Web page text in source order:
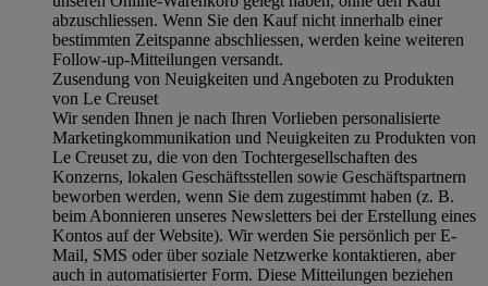
abzuschliessen. Wenn Sie den Kauf nicht innerhalb einer
bestimmten Zeitspanne abschliessen, werden keine weiteren
Follow-up-Mitteilungen versandt.
Zusendung von Neuigkeiten und Angeboten zu Produkten
von Le Creuset
Wir senden Ihnen je nach Ihren Vorlieben personalisierte
Marketingkommunikation und Neuigkeiten zu Produkten von
Le Creuset zu, die von den Tochtergesellschaften des
Konzerns, lokalen Geschäftsstellen sowie Geschäftspartnern
beworben werden, wenn Sie dem zugestimmt haben (z. B.
beim Abonnieren unseres Newsletters bei der Erstellung eines
Kontos auf der Website). Wir werden Sie persönlich per E-
Mail, SMS oder über soziale Netzwerke kontaktieren, aber
auch in automatisierter Form. Diese Mitteilungen beziehen